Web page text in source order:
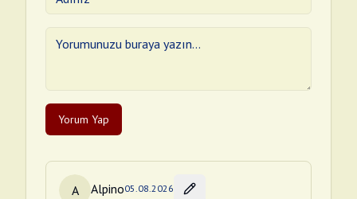
Yorum Yap
A Alpino05.08.2026